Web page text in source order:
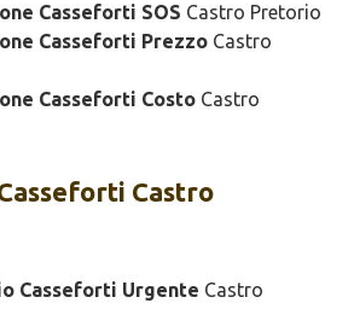
Casseforti SOS Castro Pretorio
Casseforti Prezzo Castro
Casseforti Costo Castro
Castro
Casseforti Urgente Castro